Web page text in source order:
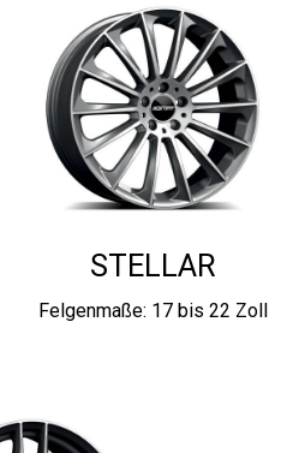
STELLAR
Felgenmaße: 17 bis 22 Zoll